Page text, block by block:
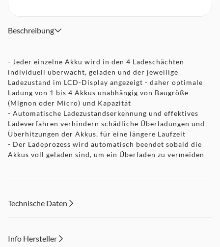
Kapazitäten und Ladezuständen ohne Zeit- und
Sicherheitsverlust
Anzeige zeigt aktive Ladeaktivität
Beschädigte Akkus werden erkannt und im Display als
defekt angezeigt
Sicherheitstimer-Abschaltung beendet die Aufladung bei
Überschreitung der max. Akku-Ladezeit von 6,5 Stunden
Beschreibung
- Jeder einzelne Akku wird in den 4 Ladeschächten
individuell überwacht, geladen und der jeweilige
Ladezustand im LCD-Display angezeigt - daher optimale
Ladung von 1 bis 4 Akkus unabhängig von Baugröße
(Mignon oder Micro) und Kapazität
- Automatische Ladezustandserkennung und effektives
Ladeverfahren verhindern schädliche Überladungen und
Überhitzungen der Akkus, für eine längere Laufzeit
- Der Ladeprozess wird automatisch beendet sobald die
Akkus voll geladen sind, um ein Überladen zu vermeiden
Technische Daten
Info Hersteller